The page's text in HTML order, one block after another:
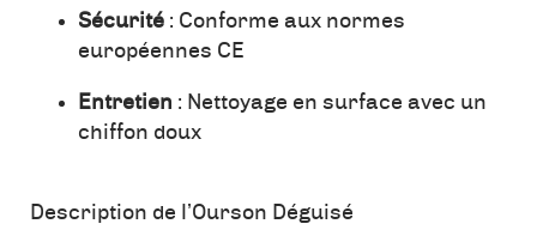
Sécurité : Conforme aux normes
européennes CE
Entretien : Nettoyage en surface avec un
chiffon doux
Description de l’Ourson Déguisé